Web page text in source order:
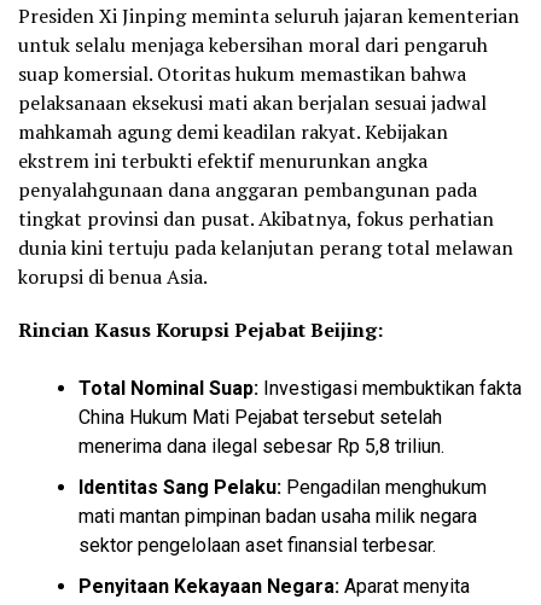
Presiden Xi Jinping meminta seluruh jajaran kementerian
untuk selalu menjaga kebersihan moral dari pengaruh
suap komersial. Otoritas hukum memastikan bahwa
pelaksanaan eksekusi mati akan berjalan sesuai jadwal
mahkamah agung demi keadilan rakyat. Kebijakan
ekstrem ini terbukti efektif menurunkan angka
penyalahgunaan dana anggaran pembangunan pada
tingkat provinsi dan pusat. Akibatnya, fokus perhatian
dunia kini tertuju pada kelanjutan perang total melawan
korupsi di benua Asia.
Rincian Kasus Korupsi Pejabat Beijing:
Total Nominal Suap: Investigasi membuktikan fakta
China Hukum Mati Pejabat tersebut setelah
menerima dana ilegal sebesar Rp 5,8 triliun.
Identitas Sang Pelaku: Pengadilan menghukum
mati mantan pimpinan badan usaha milik negara
sektor pengelolaan aset finansial terbesar.
Penyitaan Kekayaan Negara: Aparat menyita